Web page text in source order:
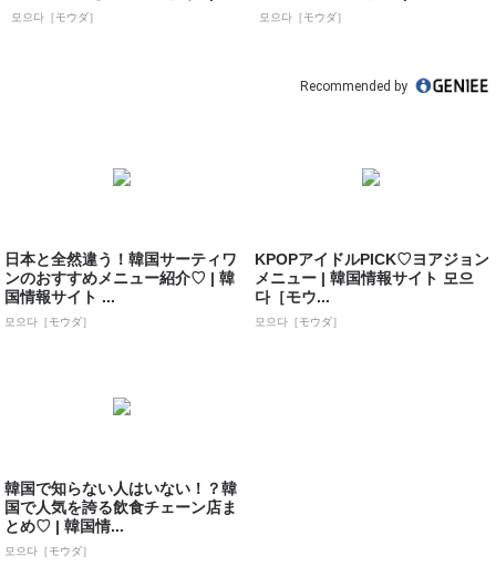
모으다［モウダ］
イト...
모으다［モウダ］
Recommended by
日本と全然違う！韓国サーティワ
ンのおすすめメニュー紹介♡ | 韓
国情報サイト ...
모으다［モウダ］
KPOPアイドルPICK♡ヨアジョン
メニュー | 韓国情報サイト 모으
다［モウ...
모으다［モウダ］
韓国で知らない人はいない！？韓
国で人気を誇る飲食チェーン店ま
とめ♡ | 韓国情...
모으다［モウダ］